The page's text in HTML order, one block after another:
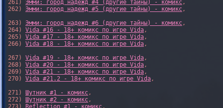
261) Эмми: город надежд #4 (другие тайны) - комикс,
262) Эмми: город надежд #5 (другие тайны) - комикс,
263) Эмми: город надежд #6 (другие тайны) - комикс,
264) Vida #16 - 18+ комикс по игре Vida,
265) Vida #17 - 18+ комикс по игре Vida,
266) Vida #18 - 18+ комикс по игре Vida,
267) Vida #19 - 18+ комикс по игре Vida,
268) Vida #20 - 18+ комикс по игре Vida,
269) Vida #21 - 18+ комикс по игре Vida,
270) Vida #21.2 - 18+ комикс по игре Vida,
271) Шутник #1 - комикс,
272) Шутник #2 - комикс,
273)
Reflection #1 - комикс,